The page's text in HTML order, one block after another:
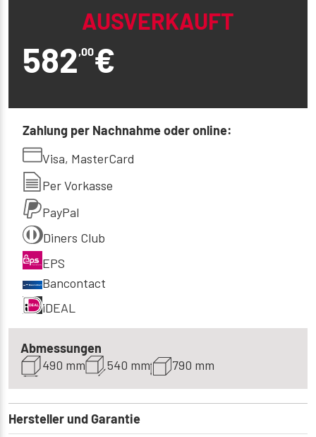
AUSVERKAUFT
582,00€
Zahlung per Nachnahme oder online:
Visa, MasterCard
Per Vorkasse
PayPal
Diners Club
EPS
Bancontact
iDEAL
Abmessungen
490 mm
540 mm 790 mm
Hersteller und Garantie